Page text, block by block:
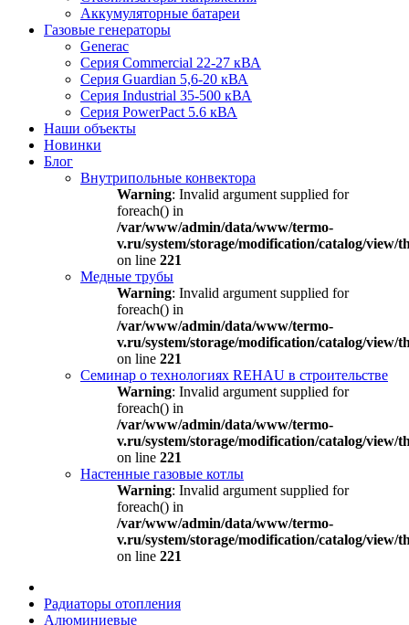
Аккумуляторные батареи
Газовые генераторы
Generac
Серия Commercial 22-27 кВА
Серия Guardian 5,6-20 кВА
Серия Industrial 35-500 кВА
Серия PowerPact 5.6 кВА
Наши объекты
Новинки
Блог
Внутрипольные конвектора
Warning: Invalid argument supplied for
foreach() in
/var/www/admin/data/www/termo-
v.ru/system/storage/modification/catalog/view/
on line 221
Медные трубы
Warning: Invalid argument supplied for
foreach() in
/var/www/admin/data/www/termo-
v.ru/system/storage/modification/catalog/view/
on line 221
Семинар о технологиях REHAU в строительстве
Warning: Invalid argument supplied for
foreach() in
/var/www/admin/data/www/termo-
v.ru/system/storage/modification/catalog/view/
on line 221
Настенные газовые котлы
Warning: Invalid argument supplied for
foreach() in
/var/www/admin/data/www/termo-
v.ru/system/storage/modification/catalog/view/
on line 221
Радиаторы отопления
Алюминиевые